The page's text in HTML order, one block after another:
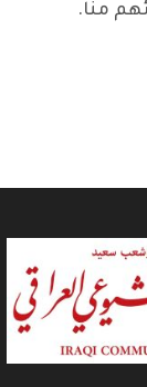
منا.
الثقافة... تراث الرفاق